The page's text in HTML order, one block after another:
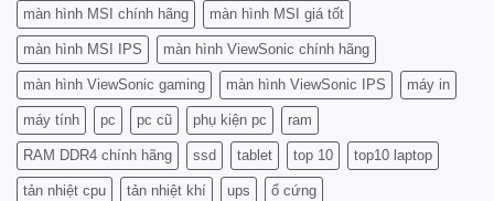
màn hình MSI chính hãng màn hình MSI giá tốt
màn hình MSI IPS màn hình ViewSonic chính hãng
màn hình ViewSonic gaming màn hình ViewSonic IPS máy in
máy tính pc pc cũ phụ kiện pc ram
RAM DDR4 chính hãng ssd tablet top 10 top10 laptop
tản nhiệt cpu tản nhiệt khí ups ổ cứng